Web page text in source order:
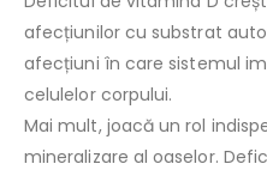
afecțiunilor cu substrat
afecțiuni în care sistemul
celulelor corpului.
Mai mult, joacă un rol
mineralizare al oaselor.